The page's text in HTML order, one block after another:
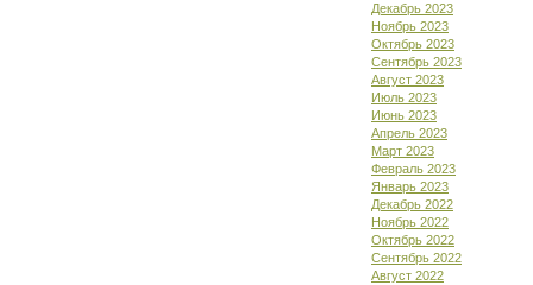
Декабрь 2023
Ноябрь 2023
Октябрь 2023
Сентябрь 2023
Август 2023
Июль 2023
Июнь 2023
Апрель 2023
Март 2023
Февраль 2023
Январь 2023
Декабрь 2022
Ноябрь 2022
Октябрь 2022
Сентябрь 2022
Август 2022